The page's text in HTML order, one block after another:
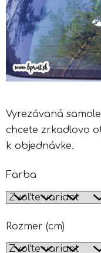
Vyrezávaná
chcete zrkadlovo
k objednávke.
Farba
Rozmer (cm)